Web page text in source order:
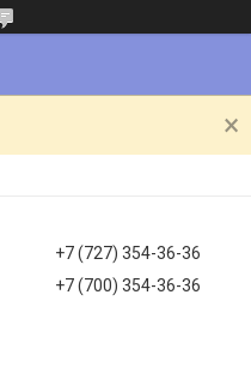
+7 (727) 354-36-36
+7 (700) 354-36-36